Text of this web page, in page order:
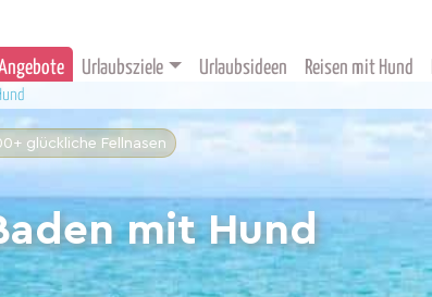
Urlaubsziele Urlaubsideen Reisen mit Hund
glückliche Fellnasen
mit Hund